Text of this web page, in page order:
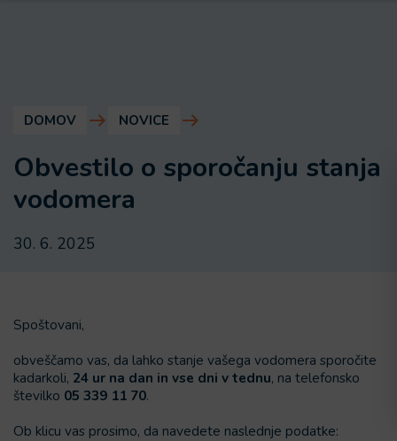
DOMOV NOVICE
Obvestilo o sporočanju stanja
vodomera
30. 6. 2025
Spoštovani,
obveščamo vas, da lahko stanje vašega vodomera sporočite
kadarkoli, 24 ur na dan in vse dni v tednu, na telefonsko
številko 05 339 11 70.
Ob klicu vas prosimo, da navedete naslednje podatke: